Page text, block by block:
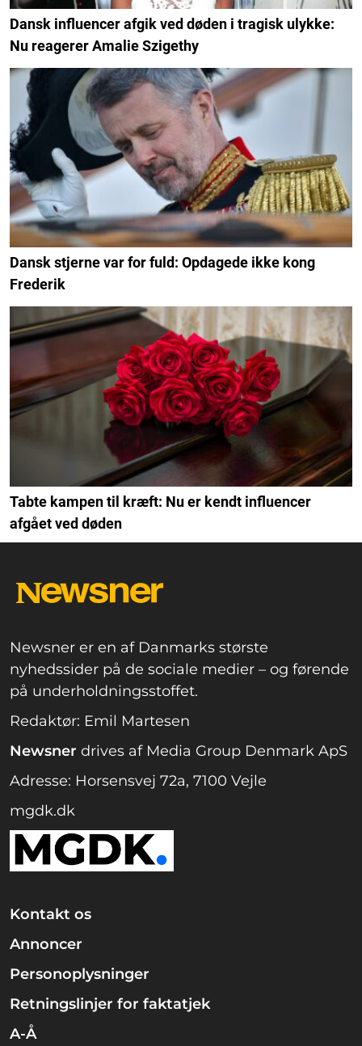
Dansk influencer afgik ved døden i tragisk ulykke:
Nu reagerer Amalie Szigethy
Dansk stjerne var for fuld: Opdagede ikke kong
Frederik
Tabte kampen til kræft: Nu er kendt influencer
afgået ved døden
Newsner er en af Danmarks største
nyhedssider på de sociale medier – og førende
på underholdningsstoffet.
Redaktør: Emil Martesen
Newsner drives af Media Group Denmark ApS
Adresse: Horsensvej 72a, 7100 Vejle
mgdk.dk
Kontakt os
Annoncer
Personoplysninger
Retningslinjer for faktatjek
A-Å